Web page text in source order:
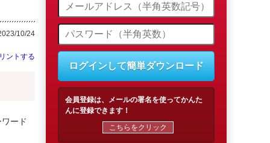
10/24
ントする
ード
ログインして簡単ダウンロード
会員登録は、メールの署名を使ってかんた
んに登録できます！
こちらをクリック